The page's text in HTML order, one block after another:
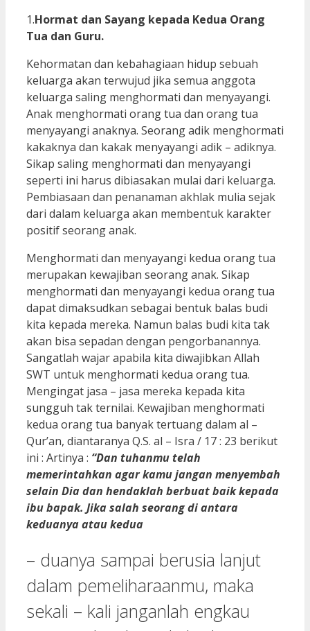
1.Hormat dan Sayang kepada Kedua Orang
Tua dan Guru.
Kehormatan dan kebahagiaan hidup sebuah
keluarga akan terwujud jika semua anggota
keluarga saling menghormati dan menyayangi.
Anak menghormati orang tua dan orang tua
menyayangi anaknya. Seorang adik menghormati
kakaknya dan kakak menyayangi adik – adiknya.
Sikap saling menghormati dan menyayangi
seperti ini harus dibiasakan mulai dari keluarga.
Pembiasaan dan penanaman akhlak mulia sejak
dari dalam keluarga akan membentuk karakter
positif seorang anak.
Menghormati dan menyayangi kedua orang tua
merupakan kewajiban seorang anak. Sikap
menghormati dan menyayangi kedua orang tua
dapat dimaksudkan sebagai bentuk balas budi
kita kepada mereka. Namun balas budi kita tak
akan bisa sepadan dengan pengorbanannya.
Sangatlah wajar apabila kita diwajibkan Allah
SWT untuk menghormati kedua orang tua.
Mengingat jasa – jasa mereka kepada kita
sungguh tak ternilai. Kewajiban menghormati
kedua orang tua banyak tertuang dalam al –
Qur’an, diantaranya Q.S. al – Isra / 17 : 23 berikut
ini : Artinya : “Dan tuhanmu telah
memerintahkan agar kamu jangan menyembah
selain Dia dan hendaklah berbuat baik kepada
ibu bapak. Jika salah seorang di antara
keduanya atau kedua
– duanya sampai berusia lanjut
dalam pemeliharaanmu, maka
sekali – kali janganlah engkau